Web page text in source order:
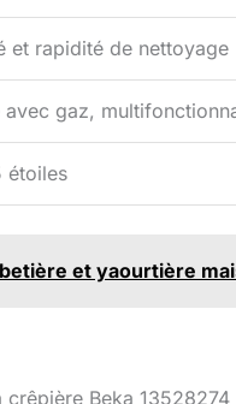
et rapidité de nettoyage
avec gaz,
étoiles
et yaourtière
Beka